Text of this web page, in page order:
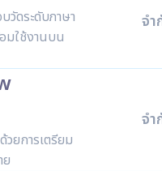
ดระดับภาษา
ใช้งานบน
จำ
ยการเตรียม
จำ